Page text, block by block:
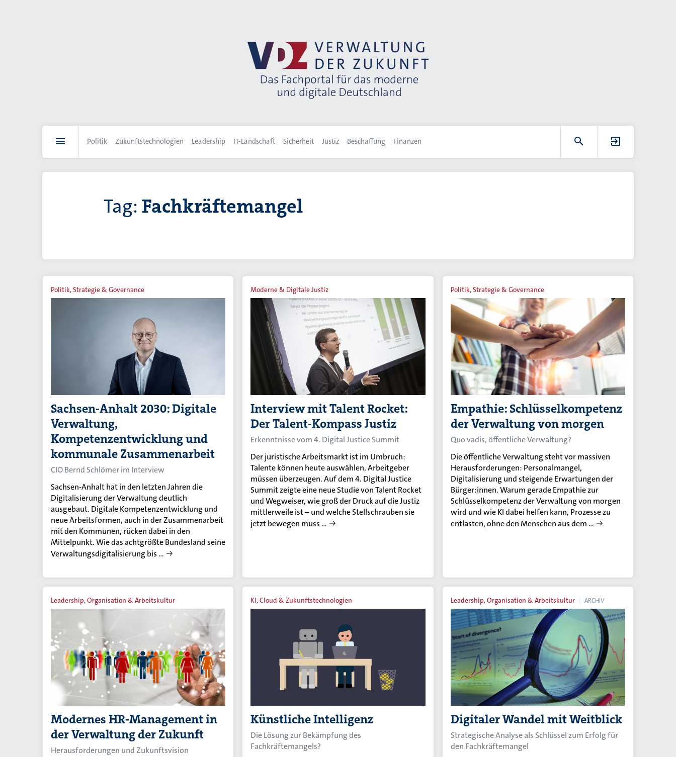
Politik Zukunftstechnologien Leadership IT-Landschaft Sicherheit Justiz Beschaffung Finanzen
Tag: Fachkräftemangel
Politik, Strategie & Governance
Sachsen-Anhalt 2030: Digitale
Verwaltung,
Kompetenzentwicklung und
kommunale Zusammenarbeit
CIO Bernd Schlömer im Interview
Sachsen-Anhalt hat in den letzten Jahren die
Digitalisierung der Verwaltung deutlich
ausgebaut. Digitale Kompetenzentwicklung und
neue Arbeitsformen, auch in der Zusammenarbeit
mit den Kommunen, rücken dabei in den
Mittelpunkt. Wie das achtgrößte Bundesland seine
Verwaltungsdigitalisierung bis …
Moderne & Digitale Justiz
Interview mit Talent Rocket:
Der Talent-Kompass Justiz
Erkenntnisse vom 4. Digital Justice Summit
Der juristische Arbeitsmarkt ist im Umbruch:
Talente können heute auswählen, Arbeitgeber
müssen überzeugen. Auf dem 4. Digital Justice
Summit zeigte eine neue Studie von Talent Rocket
und Wegweiser, wie groß der Druck auf die Justiz
mittlerweile ist – und welche Stellschrauben sie
jetzt bewegen muss …
Politik, Strategie & Governance
Empathie: Schlüsselkompetenz
der Verwaltung von morgen
Quo vadis, öffentliche Verwaltung?
Die öffentliche Verwaltung steht vor massiven
Herausforderungen: Personalmangel,
Digitalisierung und steigende Erwartungen der
Bürger:innen. Warum gerade Empathie zur
Schlüsselkompetenz der Verwaltung von morgen
wird und wie KI dabei helfen kann, Prozesse zu
entlasten, ohne den Menschen aus dem …
Leadership, Organisation & Arbeitskultur
Modernes HR-Management in
der Verwaltung der Zukunft
Herausforderungen und Zukunftsvision
KI, Cloud & Zukunftstechnologien
Künstliche Intelligenz
Die Lösung zur Bekämpfung des
Fachkräftemangels?
Leadership, Organisation & Arbeitskultur ARCHIV
Digitaler Wandel mit Weitblick
Strategische Analyse als Schlüssel zum Erfolg für
den Fachkräftemangel